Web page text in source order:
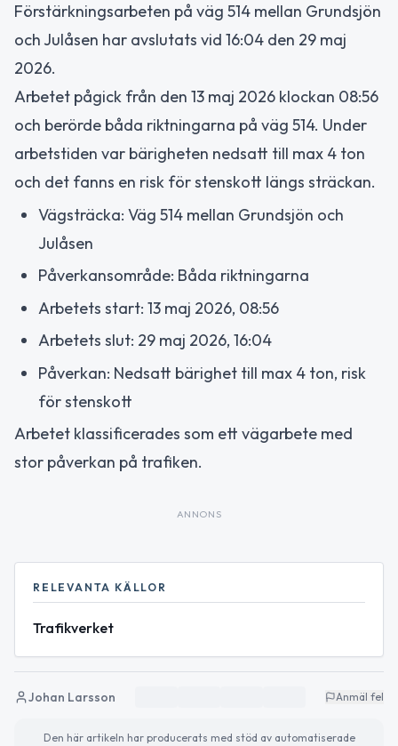
Förstärkningsarbeten på väg 514 mellan Grundsjön
och Julåsen har avslutats vid 16:04 den 29 maj
2026.
Arbetet pågick från den 13 maj 2026 klockan 08:56
och berörde båda riktningarna på väg 514. Under
arbetstiden var bärigheten nedsatt till max 4 ton
och det fanns en risk för stenskott längs sträckan.
Vägsträcka: Väg 514 mellan Grundsjön och
Julåsen
Påverkansområde: Båda riktningarna
Arbetets start: 13 maj 2026, 08:56
Arbetets slut: 29 maj 2026, 16:04
Påverkan: Nedsatt bärighet till max 4 ton, risk
för stenskott
Arbetet klassificerades som ett vägarbete med
stor påverkan på trafiken.
ANNONS
RELEVANTA KÄLLOR
Trafikverket
Johan Larsson Anmäl fel
Den här artikeln har producerats med stöd av automatiserade